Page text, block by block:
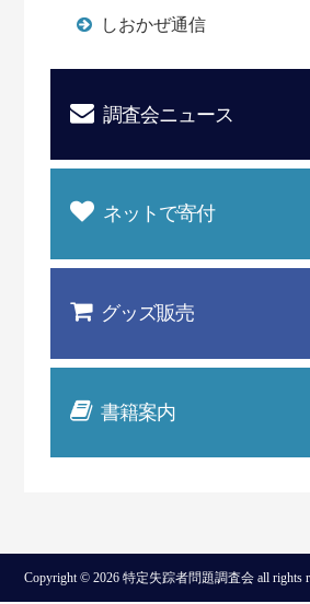
しおかぜ通信
調査会ニュース
ネットで寄付
グッズ販売
書籍案内
Copyright © 2026 特定失踪者問題調査会 all rights